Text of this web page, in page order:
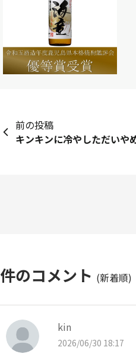
前の投稿
件のコメント (新着順)
kin
2026/06/30 18:17